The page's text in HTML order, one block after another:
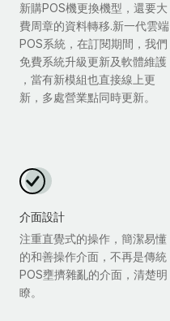
新購POS機更換機型，還要大
費周章的資料轉移.新一代雲端
POS系統，在訂閱期間，我們
免費系統升級更新及軟體維護
，當有新模組也直接線上更
新，多處營業點同時更新。
介面設計
注重直覺式的操作，簡潔易懂
的和善操作介面，不再是傳統
POS壅擠雜亂的介面，清楚明
瞭。